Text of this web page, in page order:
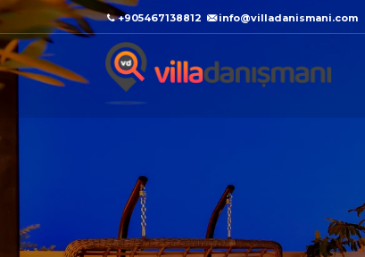
+905467138812 info@villadanismani.com